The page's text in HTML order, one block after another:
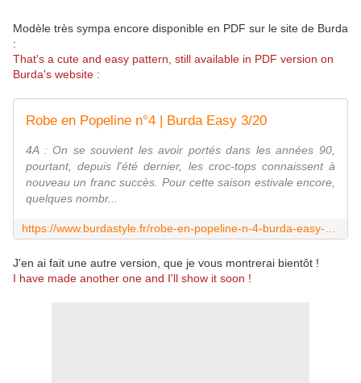
Modèle très sympa encore disponible en PDF sur le site de Burda
:
That's a cute and easy pattern, still available in PDF version on
Burda's website :
Robe en Popeline n°4 | Burda Easy 3/20
4A : On se souvient les avoir portés dans les années 90,
pourtant, depuis l'été dernier, les croc-tops connaissent à
nouveau un franc succès. Pour cette saison estivale encore,
quelques nombr...
J'en ai fait une autre version, que je vous montrerai bientôt !
I have made another one and I'll show it soon !